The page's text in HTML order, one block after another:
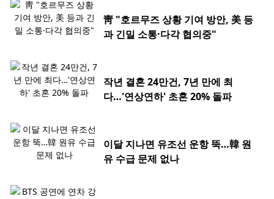
靑 "호르무즈 상황 기여 방안, 美 등
과 긴밀 소통·다각 협의중"
작년 결혼 24만건, 7년 만에 최
다…'연상연하' 초혼 20% 돌파
이달 지나면 유조선 운항 뚝…韓 원
유 수급 문제 없나